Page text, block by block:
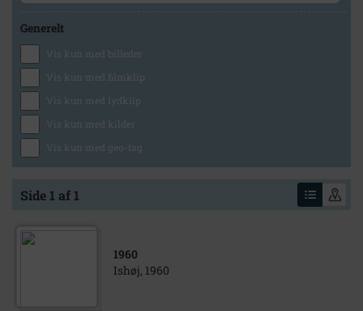
Generelt
Vis kun med billeder
Vis kun med filmklip
Vis kun med lydklip
Vis kun med kilder
Vis kun med geo-tag
Side 1 af 1
1960
Ishøj, 1960